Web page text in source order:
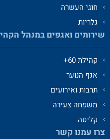
חוגי העשרה
גלריות
שירותים ואגפים במנהל
קהילת 60+
אגף הנוער
תרבות ואירועים
משפחה צעירה
קליטה
צרו עמנו קשר